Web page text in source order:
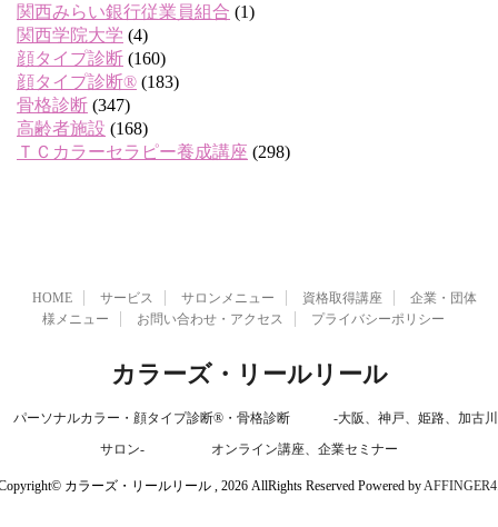
関西みらい銀行従業員組合 (1)
関西学院大学 (4)
顔タイプ診断 (160)
顔タイプ診断® (183)
骨格診断 (347)
高齢者施設 (168)
ＴＣカラーセラピー養成講座 (298)
HOME サービス サロンメニュー 資格取得講座
企業・団体
様メニュー
お問い合わせ・アクセス プライバシーポリシー
カラーズ・リールリール
パーソナルカラー・顔タイプ診断®・骨格診断 -大阪、神戸、姫路、加古川
サロン- オンライン講座、企業セミナー
カラーズ・リールリール , 2026 AllRights Reserved Powered byAFFINGER4